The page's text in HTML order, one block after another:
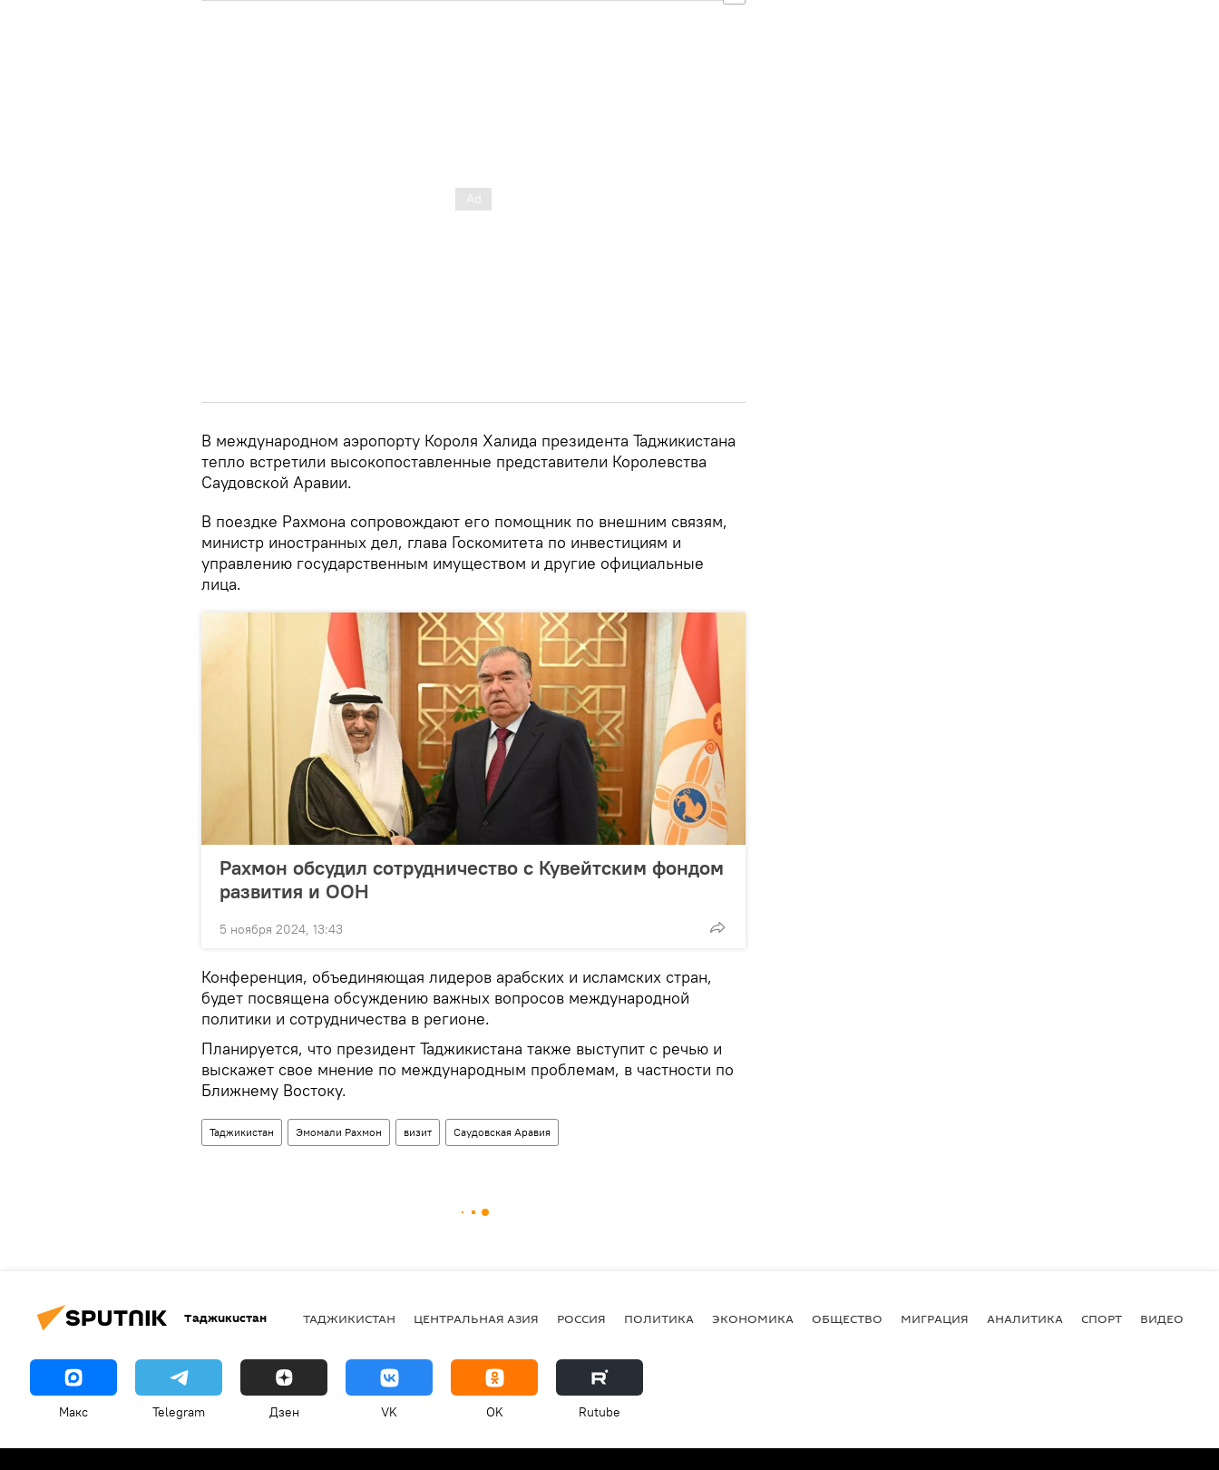
В международном аэропорту Короля Халида президента Таджикистана
тепло встретили высокопоставленные представители Королевства
Саудовской Аравии.
В поездке Рахмона сопровождают его помощник по внешним связям,
министр иностранных дел, глава Госкомитета по инвестициям и
управлению государственным имуществом и другие официальные
лица.
Рахмон обсудил сотрудничество с Кувейтским фондом
развития и ООН
5 ноября 2024, 13:43
Конференция, объединяющая лидеров арабских и исламских стран,
будет посвящена обсуждению важных вопросов международной
политики и сотрудничества в регионе.
Планируется, что президент Таджикистана также выступит с речью и
выскажет свое мнение по международным проблемам, в частности по
Ближнему Востоку.
Таджикистан Эмомали Рахмон визит Саудовская Аравия
Таджикистан ТАДЖИКИСТАН ЦЕНТРАЛЬНАЯ АЗИЯ РОССИЯ ПОЛИТИКА ЭКОНОМИКА ОБЩЕСТВО МИГРАЦИЯ АНАЛИТИКА СПОРТ ВИДЕО
Макс Telegram Дзен VK OK Rutube